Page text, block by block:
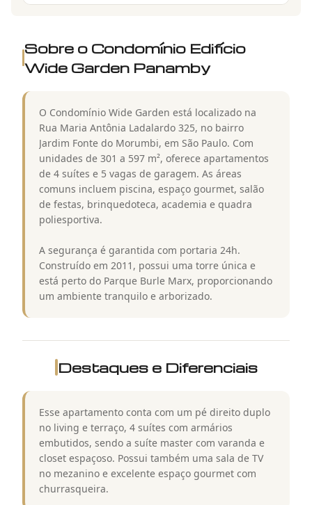
Sobre o Condomínio Edifício
Wide Garden Panamby
O Condomínio Wide Garden está localizado na
Rua Maria Antônia Ladalardo 325, no bairro
Jardim Fonte do Morumbi, em São Paulo. Com
unidades de 301 a 597 m², oferece apartamentos
de 4 suítes e 5 vagas de garagem. As áreas
comuns incluem piscina, espaço gourmet, salão
de festas, brinquedoteca, academia e quadra
poliesportiva.
A segurança é garantida com portaria 24h.
Construído em 2011, possui uma torre única e
está perto do Parque Burle Marx, proporcionando
um ambiente tranquilo e arborizado.
Destaques e Diferenciais
Esse apartamento conta com um pé direito duplo
no living e terraço, 4 suítes com armários
embutidos, sendo a suíte master com varanda e
closet espaçoso. Possui também uma sala de TV
no mezanino e excelente espaço gourmet com
churrasqueira.